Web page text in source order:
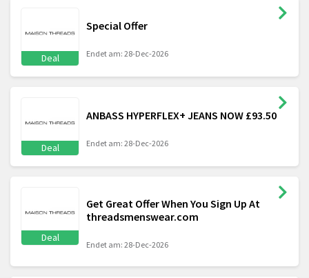
Deal
Special Offer
Endet am: 28-Dec-2026
Deal
ANBASS HYPERFLEX+ JEANS NOW £93.50
Endet am: 28-Dec-2026
Deal
Get Great Offer When You Sign Up At
threadsmenswear.com
Endet am: 28-Dec-2026